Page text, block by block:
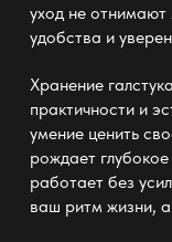
уход не
удобства и
Хранение галстука
практичности и
умение ценить
рождает
работает без
ваш ритм жизни,